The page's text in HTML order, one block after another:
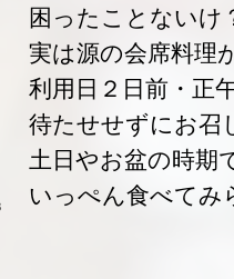
困ったことないけ
実は源の会席料理
利用日２日前・正
待たせせずにお召
土日やお盆の時期
いっぺん食べてみ